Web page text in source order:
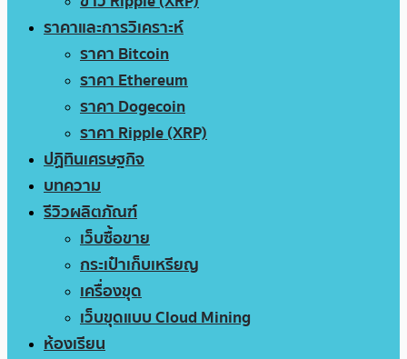
ราคาและการวิเคราะห์
ราคา Bitcoin
ราคา Ethereum
ราคา Dogecoin
ราคา Ripple (XRP)
ปฏิทินเศรษฐกิจ
บทความ
รีวิวผลิตภัณฑ์
เว็บซื้อขาย
กระเป๋าเก็บเหรียญ
เครื่องขุด
เว็บขุดแบบ Cloud Mining
ห้องเรียน